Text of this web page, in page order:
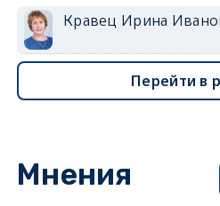
Кравец Ирина
Перейти в
Мнения